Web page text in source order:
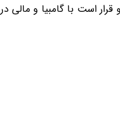
آنتالیا برای حضور در جام جهانی ۲۰۲۶ به سر می‌برد و قرار است با گامبیا و مالی در